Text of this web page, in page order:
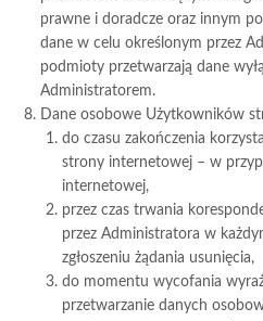
prawne i doradcze oraz innym
dane w celu określonym przez
podmioty przetwarzają dane
Administratorem.
Dane osobowe Użytkowników
do czasu zakończenia
strony internetowej – w
internetowej,
przez czas trwania
przez Administratora w
zgłoszeniu żądania usunięcia,
do momentu wycofania
przetwarzanie danych